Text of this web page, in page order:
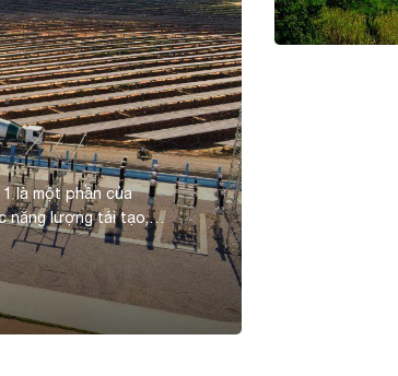
là một phần của
năng lượng tái tạo,
đầu tư là 1.036 tỷ
cho sản lượng điện